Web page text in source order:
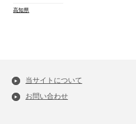
高知県
当サイトについて
お問い合わせ